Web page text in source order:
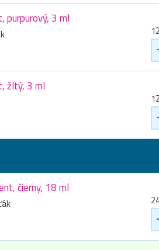
purpurový, 3 ml
žltý, 3 ml
čierny, 18 ml